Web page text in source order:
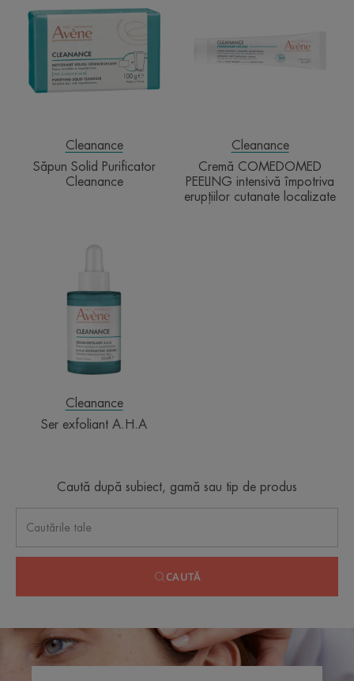
Purificator
Cleanance
Cleanance
Săpun Solid Purificator
Cleanance
împotriva
Cleanance
Cremă COMEDOMED
PEELING intensivă împotriva
erupțiilor cutanate localizate
Cleanance
Ser exfoliant A.H.A
Caută după subiect, gamă sau tip de produs
CAUTĂ